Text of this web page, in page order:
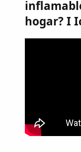
hogar? I